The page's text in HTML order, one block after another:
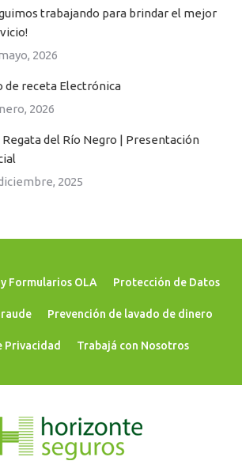
trabajando para brindar el mejor
2026
de receta Electrónica
2026
Regata del Río Negro | Presentación
2025
Formularios OLA Protección de Datos
Prevención de lavado de dinero
Privacidad Trabajá con Nosotros